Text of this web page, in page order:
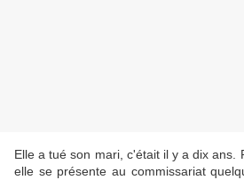
Elle a tué son mari, c'était il y a dix ans.
elle se présente au commissariat